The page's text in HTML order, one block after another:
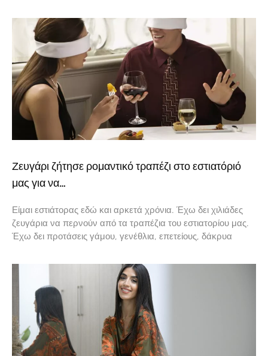
Ζευγάρι ζήτησε ρομαντικό τραπέζι στο εστιατόριό
μας για να…
Είμαι εστιάτορας εδώ και αρκετά χρόνια. Έχω δει χιλιάδες
ζευγάρια να περνούν από τα τραπέζια του εστιατορίου μας.
Έχω δει προτάσεις γάμου, γενέθλια, επετείους, δάκρυα